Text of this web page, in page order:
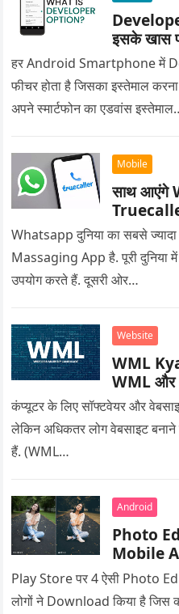
इसके खास
हर Android Smartphone में
फीचर होता है जिसका इस्तेमाल
अपने स्मार्टफोन का एडवांस
Mobile
साथ आएंगे
Whatsapp दुनिया का सबसे ज्यादा
Massaging App है. पूरी दुनिया में
उपयोग करते हैं. दूसरी ओर…
Website
WML
WML और
कंप्यूटर के लिए सॉफ्टवेयर और
लेकिन अधिकतर लोग वेबसाइट
हैं. (WML…
Android
Photo
Mobile
Play Store पर 4 ऐसी Photo
लोगों ने Download किया है जिस